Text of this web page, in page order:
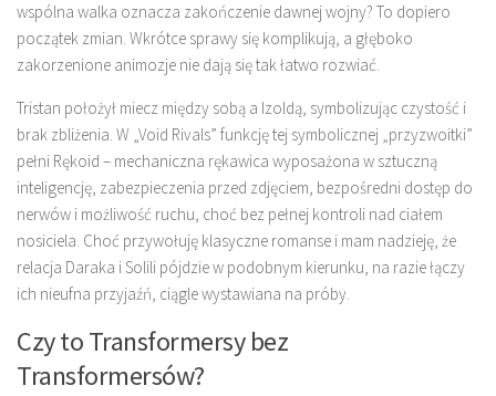
wspólna walka oznacza zakończenie dawnej wojny? To dopiero
początek zmian. Wkrótce sprawy się komplikują, a głęboko
zakorzenione animozje nie dają się tak łatwo rozwiać.
Tristan położył miecz między sobą a Izoldą, symbolizując czystość i
brak zbliżenia. W „Void Rivals” funkcję tej symbolicznej „przyzwoitki”
pełni Rękoid – mechaniczna rękawica wyposażona w sztuczną
inteligencję, zabezpieczenia przed zdjęciem, bezpośredni dostęp do
nerwów i możliwość ruchu, choć bez pełnej kontroli nad ciałem
nosiciela. Choć przywołuję klasyczne romanse i mam nadzieję, że
relacja Daraka i Solili pójdzie w podobnym kierunku, na razie łączy
ich nieufna przyjaźń, ciągle wystawiana na próby.
Czy to Transformersy bez
Transformersów?